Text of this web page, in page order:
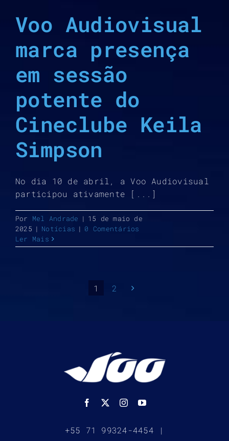
Voo Audiovisual
marca presença
em sessão
potente do
Cineclube Keila
Simpson
No dia 10 de abril, a Voo Audiovisual
participou ativamente [...]
Por Mel Andrade | 15 de maio de
2025 | Notícias | 0 Comentários
Ler Mais
1 2
+55 71 99324-4454 |